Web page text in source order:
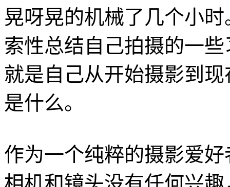
晃呀晃的机械了几个小
索性总结自己拍摄的一
就是自己从开始摄影到
是什么。
作为一个纯粹的摄影爱